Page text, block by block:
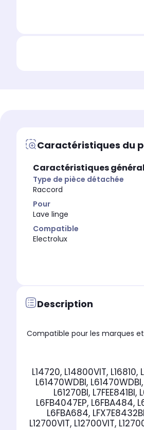
Caractéristiques du
Caractéristiques
Type de pièce détachée
Raccord
Pour
Lave linge
Compatible
Electrolux
Description
Compatible pour les marques
L14720, L14800VIT, L16810,
L61470WDBI,
L61270BI,
L6FB4047EP, L6FBA484,
L6FBA684,
L12700VIT, L12700VIT,